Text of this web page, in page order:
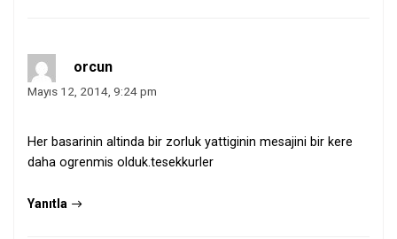
orcun
Mayıs 12, 2014, 9:24 pm
Her basarinin altinda bir zorluk yattiginin mesajini bir kere
daha ogrenmis olduk.tesekkurler
Yanıtla